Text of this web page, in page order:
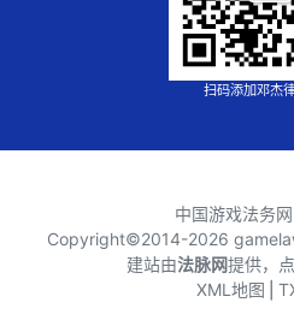
扫码添加邓杰
中国游戏法务
Copyright©2014-2026
建站由法脉网提供，
XML地图